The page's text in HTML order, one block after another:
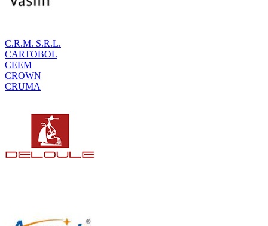
C.R.M. S.R.L.
CARTOBOL
CEEM
CROWN
CRUMA